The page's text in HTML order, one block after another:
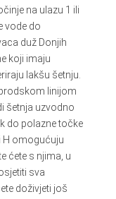
na ulazu 1 ili
vode do
duž Donjih
koji imaju
lakšu šetnju.
linijom
šetnja uzvodno
do polazne točke
H omogućuju
ćete s njima, u
sva
doživjeti još